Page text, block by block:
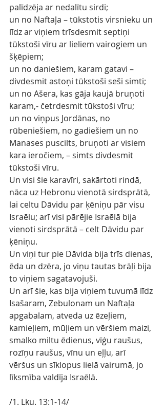
palīdzēja ar nedalītu sirdi;
un no Naftaļa – tūkstotis virsnieku un
līdz ar viņiem trīsdesmit septiņi
tūkstoši vīru ar lieliem vairogiem un
šķēpiem;
un no daniešiem, karam gatavi –
divdesmit astoņi tūkstoši seši simti;
un no Ašera, kas gāja kaujā bruņoti
karam,- četrdesmit tūkstoši vīru;
un no viņpus Jordānas, no
rūbeniešiem, no gadiešiem un no
Manases puscilts, bruņoti ar visiem
kara ieročiem, – simts divdesmit
tūkstoši vīru.
Un visi šie karavīri, sakārtoti rindā,
nāca uz Hebronu vienotā sirdsprātā,
lai celtu Dāvidu par ķēniņu pār visu
Israēlu; arī visi pārējie Israēlā bija
vienoti sirdsprātā – celt Dāvidu par
ķēniņu.
Un viņi tur pie Dāvida bija trīs dienas,
ēda un dzēra, jo viņu tautas brāļi bija
to viņiem sagatavojuši.
Un arī šie, kas bija viņiem tuvumā līdz
Isašaram, Zebulonam un Naftaļa
apgabalam, atveda uz ēzeļiem,
kamieļiem, mūļiem un vēršiem maizi,
smalko miltu ēdienus, vīģu raušus,
rozīņu raušus, vīnu un eļļu, arī
vēršus un sīklopus lielā vairumā, jo
līksmība valdīja Israēlā.
/1. Lku. 13:1-14/